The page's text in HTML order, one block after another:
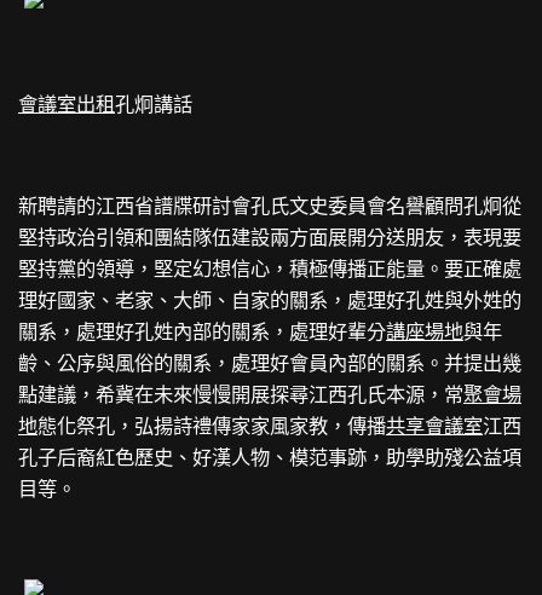
會議室出租孔炯講話
新聘請的江西省譜牒研討會孔氏文史委員會名譽顧問孔炯從
堅持政治引領和團結隊伍建設兩方面展開分送朋友，表現要
堅持黨的領導，堅定幻想信心，積極傳播正能量。要正確處
理好國家、老家、大師、自家的關系，處理好孔姓與外姓的
關系，處理好孔姓內部的關系，處理好輩分講座場地與年
齡、公序與風俗的關系，處理好會員內部的關系。并提出幾
點建議，希冀在未來慢慢開展探尋江西孔氏本源，常聚會場
地態化祭孔，弘揚詩禮傳家家風家教，傳播共享會議室江西
孔子后裔紅色歷史、好漢人物、模范事跡，助學助殘公益項
目等。